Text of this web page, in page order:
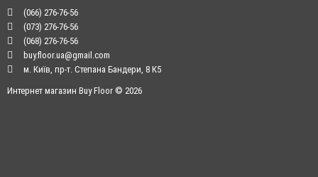
(066) 276-76-56
(073) 276-76-56
(068) 276-76-56
buy.floor.ua@gmail.com
м. Київ, пр-т. Степана Бандери, 8 К5
Интернет магазин Buy Floor © 2026